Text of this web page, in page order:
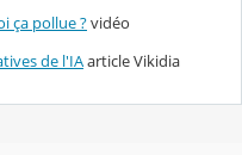
ça pollue ?vidéo
de l'IAarticle Vikidia